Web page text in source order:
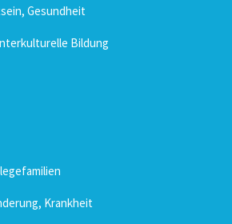
Gesundheit
Bildung
Krankheit